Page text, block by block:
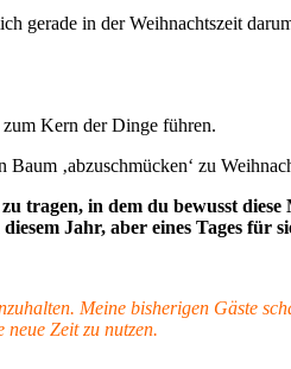
gerade in der Weihnachtszeit
Kern der Dinge führen.
‚abzuschmücken‘ zu
tragen, in dem du bewusst
Jahr, aber eines Tages für
Meine bisherigen Gäste
Zeit zu nutzen.